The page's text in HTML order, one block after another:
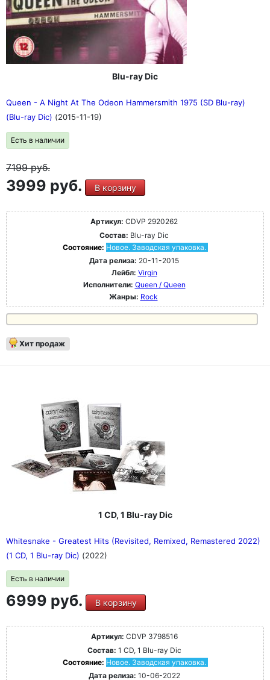
Blu-ray Dic
Queen - A Night At The Odeon Hammersmith 1975 (SD Blu-ray)
(Blu-ray Dic) (2015-11-19)
Есть в наличии
7199руб.
3999 руб. В корзину
Артикул: CDVP 2920262
Состав: Blu-ray Dic
Состояние: Новое. Заводская упаковка.
Дата релиза: 20-11-2015
Лейбл: Virgin
Исполнители: Queen / Queen
Жанры: Rock
Хит продаж
1 CD, 1 Blu-ray Dic
Whitesnake - Greatest Hits (Revisited, Remixed, Remastered 2022)
(1 CD, 1 Blu-ray Dic) (2022)
Есть в наличии
6999 руб. В корзину
Артикул: CDVP 3798516
Состав: 1 CD, 1 Blu-ray Dic
Состояние: Новое. Заводская упаковка.
Дата релиза: 10-06-2022